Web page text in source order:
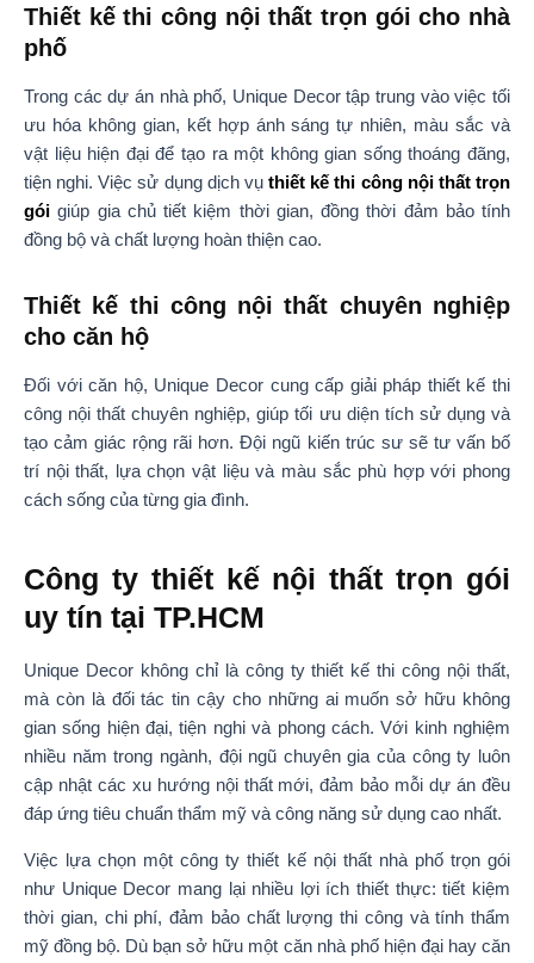
Thiết kế thi công nội thất trọn gói cho nhà
phố
Trong các dự án nhà phố, Unique Decor tập trung vào việc tối
ưu hóa không gian, kết hợp ánh sáng tự nhiên, màu sắc và
vật liệu hiện đại để tạo ra một không gian sống thoáng đãng,
tiện nghi. Việc sử dụng dịch vụthiết kế thi công nội thất trọn
gói giúp gia chủ tiết kiệm thời gian, đồng thời đảm bảo tính
đồng bộ và chất lượng hoàn thiện cao.
Thiết kế thi công nội thất chuyên nghiệp
cho căn hộ
Đối với căn hộ, Unique Decor cung cấp giải pháp thiết kế thi
công nội thất chuyên nghiệp, giúp tối ưu diện tích sử dụng và
tạo cảm giác rộng rãi hơn. Đội ngũ kiến trúc sư sẽ tư vấn bố
trí nội thất, lựa chọn vật liệu và màu sắc phù hợp với phong
cách sống của từng gia đình.
Công ty thiết kế nội thất trọn gói
uy tín tại TP.HCM
Unique Decor không chỉ là công ty thiết kế thi công nội thất,
mà còn là đối tác tin cậy cho những ai muốn sở hữu không
gian sống hiện đại, tiện nghi và phong cách. Với kinh nghiệm
nhiều năm trong ngành, đội ngũ chuyên gia của công ty luôn
cập nhật các xu hướng nội thất mới, đảm bảo mỗi dự án đều
đáp ứng tiêu chuẩn thẩm mỹ và công năng sử dụng cao nhất.
Việc lựa chọn một công ty thiết kế nội thất nhà phố trọn gói
như Unique Decor mang lại nhiều lợi ích thiết thực: tiết kiệm
thời gian, chi phí, đảm bảo chất lượng thi công và tính thẩm
mỹ đồng bộ. Dù bạn sở hữu một căn nhà phố hiện đại hay căn